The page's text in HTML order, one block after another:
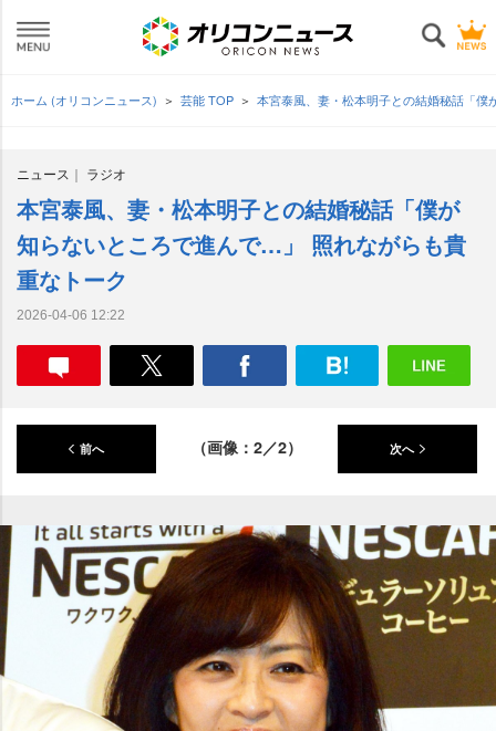
ホーム (オリコンニュース) 芸能 TOP 本宮泰風、妻・松本明子との結婚秘話「
ニュース ラジオ
本宮泰風、妻・松本明子との結婚秘話「僕が
知らないところで進んで…」 照れながらも貴
重なトーク
2026-04-06 12:22
前へ （画像：2／2） 次へ